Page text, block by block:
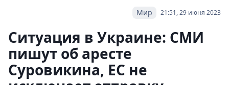
21:51, 29 июня 2023
Мир
Ситуация в Украине: СМИ
пишут об аресте
Суровикина, ЕС не